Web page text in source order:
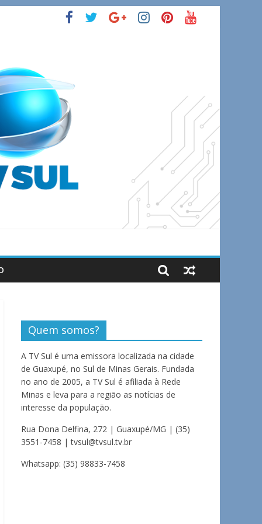
Quem somos?
A TV Sul é uma emissora localizada na cidade
de Guaxupé, no Sul de Minas Gerais. Fundada
no ano de 2005, a TV Sul é afiliada à Rede
Minas e leva para a região as notícias de
interesse da população.
Rua Dona Delfina, 272 | Guaxupé/MG | (35)
3551-7458 | tvsul@tvsul.tv.br
Whatsapp: (35) 98833-7458